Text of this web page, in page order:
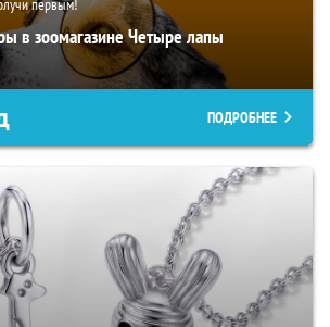
первым!
в зоомагазине Четыре лапы
ПОДРОБНЕЕ